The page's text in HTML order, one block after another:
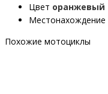
Цвет оранжевый
Местонахождение
Похожие мотоциклы